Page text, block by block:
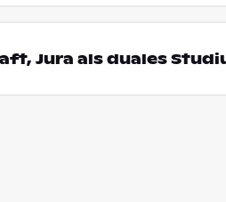
Jura als duales